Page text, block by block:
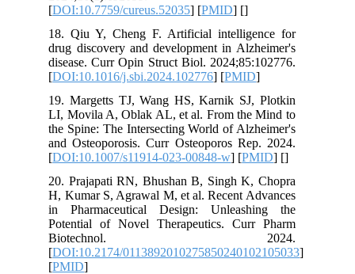
[DOI:10.7759/cureus.52035] [PMID] [
18. Qiu Y, Cheng F. Artificial intelligence for
drug discovery and development in Alzheimer's
disease. Curr Opin Struct Biol. 2024;85:102776.
[DOI:10.1016/j.sbi.2024.102776] [PMID
19. Margetts TJ, Wang HS, Karnik SJ, Plotkin
LI, Movila A, Oblak AL, et al. From the Mind to
the Spine: The Intersecting World of Alzheimer's
and Osteoporosis. Curr Osteoporos Rep. 2024.
[DOI:10.1007/s11914-023-00848-w] [PMID] [
20. Prajapati RN, Bhushan B, Singh K, Chopra
H, Kumar S, Agrawal M, et al. Recent Advances
in Pharmaceutical Design: Unleashing the
Potential of Novel Therapeutics. Curr Pharm
Biotechnol. 2024.
[DOI:10.2174/0113892010275850240102105033
[PMID